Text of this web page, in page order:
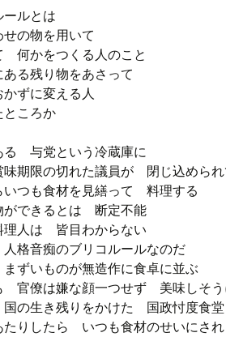
ブ（４）
ブ（５）
紀行文
社会福祉セミナー
アーカイブ（５）
ールとは
せの物を用いて
何かをつくる人のこと
る残り物をあさって
かずに変える人
ところか
る 与党という冷蔵庫に
味期限の切れた議員が 閉じ込められ
いつも食材を見繕って 料理する
ができるとは 断定不能
理人は 皆目わからない
格音痴のブリコルールなのだ
ずいものが無造作に食卓に並ぶ
官僚は嫌な顔一つせず 美味しそう
の生き残りをかけた 国政忖度食堂
たりしたら いつも食材のせいにされ